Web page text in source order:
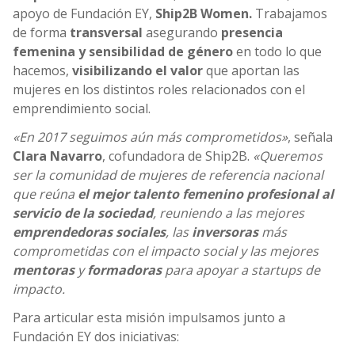
apoyo de Fundación EY, Ship2B Women. Trabajamos
de forma transversal asegurando presencia
femenina y sensibilidad de géneroen todo lo que
hacemos, visibilizando el valorque aportan las
mujeres en los distintos roles relacionados con el
emprendimiento social.
«En 2017 seguimos aún más comprometidos», señala
Clara Navarro, cofundadora de Ship2B. «Queremos
ser la comunidad de mujeres de referencia nacional
que reúna el mejor talento femenino profesional al
servicio de la sociedad, reuniendo a las mejores
emprendedoras sociales, lasinversorasmás
comprometidas con el impacto social y las mejores
mentorasyformadoraspara apoyar a startups de
impacto.
Para articular esta misión impulsamos junto a
Fundación EY dos iniciativas: